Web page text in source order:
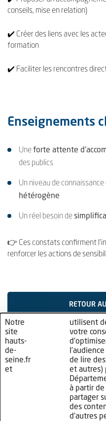
conseils, mise en relation)
✔️ Créer des liens avec les
formation
✔️ Faciliter les rencontres
Enseignements
Uneforte attente
des publics
Un niveau de
hétérogène
Un réel besoin de
👉 Ces constats confirment
renforcer les actions de
RETOUR
Notre
site
hauts-
de-
seine.fr
et
utilisent
votre
de lire
et autres)
à partir
partager
des
d’autres